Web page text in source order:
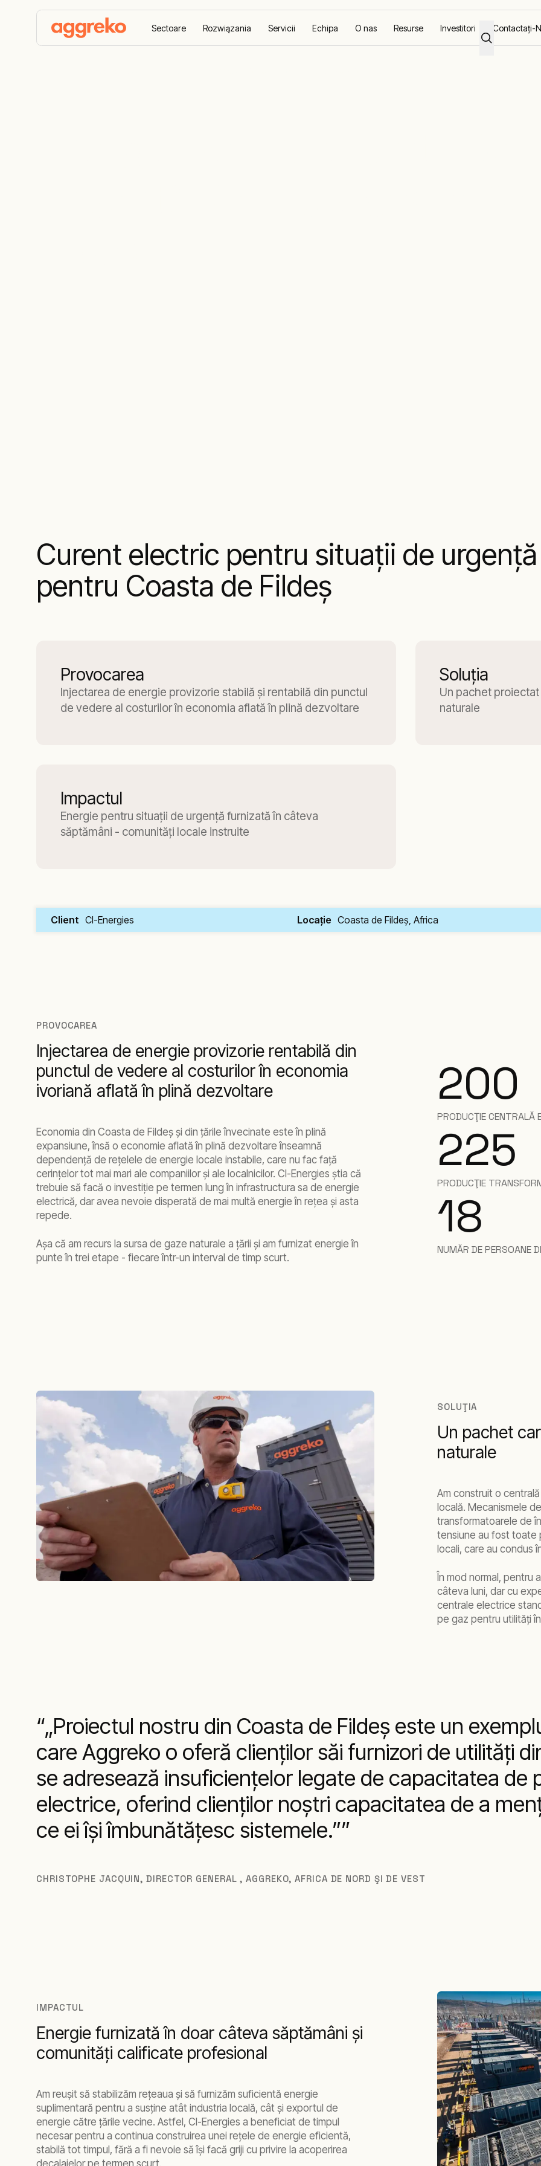
Sectoare Rozwiązania Servicii Echipa O nas Resurse Investitori Contactaţi-
Curent electric pentru situaţii de
pentru Coasta de Fildeş
Provocarea
Injectarea de energie provizorie stabilă şi rentabilă din punctul
de vedere al costurilor în economia aflată în plină dezvoltare
Soluţia
Un pachet
naturale
Impactul
Energie pentru situaţii de urgenţă furnizată în câteva
săptămâni - comunităţi locale instruite
Client CI-Energies Locație Coasta de Fildeş, Africa
PROVOCAREA
Injectarea de energie provizorie rentabilă din
punctul de vedere al costurilor în economia
ivoriană aflată în plină dezvoltare
Economia din Coasta de Fildeş şi din ţările învecinate este în plină
expansiune, însă o economie aflată în plină dezvoltare înseamnă
dependenţă de reţelele de energie locale instabile, care nu fac faţă
cerinţelor tot mai mari ale companiilor şi ale localnicilor. CI-Energies ştia că
trebuie să facă o investiţie pe termen lung în infrastructura sa de energie
electrică, dar avea nevoie disperată de mai multă energie în reţea şi asta
repede.
Aşa că am recurs la sursa de gaze naturale a ţării şi am furnizat energie în
punte în trei etape - fiecare într-un interval de timp scurt.
200
PRODUCŢIE CENTRALĂ
225
PRODUCŢIE
18
NUMĂR DE PERSOANE
SOLUŢIA
Un pachet
naturale
Am construit o
locală. Mecanismele
transformatoarele de
tensiune au fost toate
locali, care au condus
În mod normal, pentru
câteva luni, dar cu
centrale electrice
pe gaz pentru utilităţi
„Proiectul nostru din Coasta de Fildeş este un
care Aggreko o oferă clienţilor săi furnizori de utilităţi
se adresează insuficienţelor legate de capacitatea de
electrice, oferind clienţilor noştri capacitatea de a
ce ei îşi îmbunătăţesc sistemele.”
CHRISTOPHE JACQUIN,DIRECTOR GENERAL , AGGREKO, AFRICA DE NORD ŞI DE VEST
IMPACTUL
Energie furnizată în doar câteva săptămâni şi
comunităţi calificate profesional
Am reuşit să stabilizăm reţeaua şi să furnizăm suficientă energie
suplimentară pentru a susţine atât industria locală, cât şi exportul de
energie către ţările vecine. Astfel, CI-Energies a beneficiat de timpul
necesar pentru a continua construirea unei reţele de energie eficientă,
stabilă tot timpul, fără a fi nevoie să îşi facă griji cu privire la acoperirea
decalajelor pe termen scurt.